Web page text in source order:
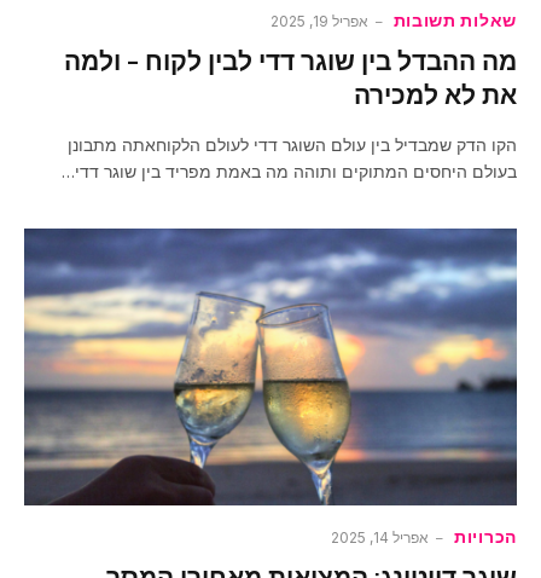
שאלות תשובות אפריל 19, 2025
מה ההבדל בין שוגר דדי לבין לקוח – ולמה
את לא למכירה
הקו הדק שמבדיל בין עולם השוגר דדי לעולם הלקוחאתה מתבונן
בעולם היחסים המתוקים ותוהה מה באמת מפריד בין שוגר דדי…
הכרויות אפריל 14, 2025